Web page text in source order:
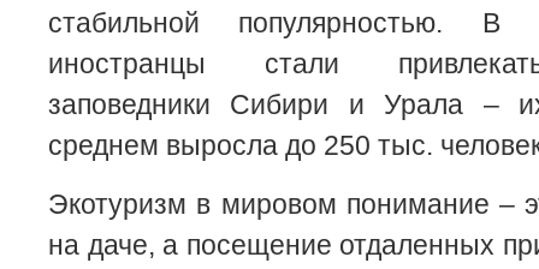
стабильной популярностью. В
иностранцы стали
заповедники Сибири и Урала –
среднем выросла до 250 тыс.
Экотуризм в мировом понимание –
на даче, а посещение отдаленных